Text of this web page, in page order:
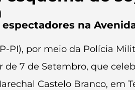
na
PI), por meio da Polícia
7 de Setembro, que
Castelo Branco, em